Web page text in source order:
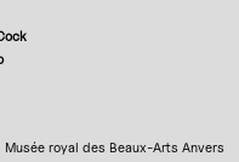
royal des Beaux-Arts Anvers